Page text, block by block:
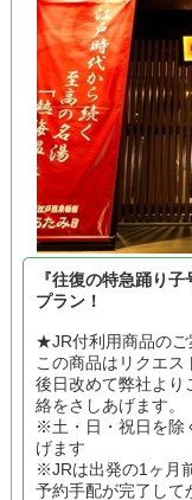
『往復の特急踊り
プラン！
★JR付利用商品の
この商品はリクエス
後日改めて弊社より
絡をさしあげます。
※土・日・祝日を除
げます
※JRは出発の1ヶ月
予約手配が完了して